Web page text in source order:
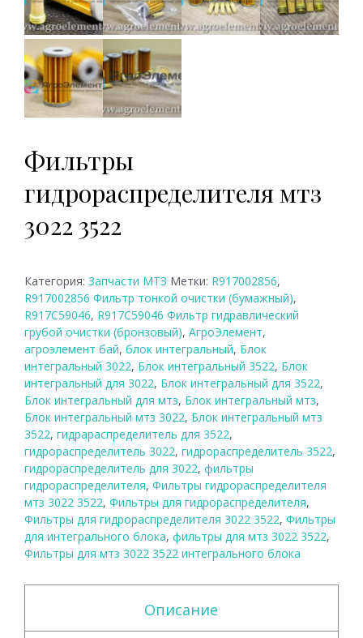
Фильтры
гидрораспределителя мтз
3022 3522
Категория: Запчасти МТЗ Метки: R917002856,
R917002856 Фильтр тонкой очистки (бумажный),
R917C59046, R917C59046 Фильтр гидравлический
грубой очистки (бронзовый), АгроЭлемент,
агроэлемент бай, блок интегральный, Блок
интегральный 3022, Блок интегральный 3522, Блок
интегральный для 3022, Блок интегральный для 3522,
Блок интегральный для мтз, Блок интегральный мтз,
Блок интегральный мтз 3022, Блок интегральный мтз
3522, гидрараспределитель для 3522,
гидрораспределитель 3022, гидрораспределитель 3522,
гидрораспределитель для 3022, фильтры
гидрораспределителя, Фильтры гидрораспределителя
мтз 3022 3522, Фильтры для гидрораспределителя,
Фильтры для гидрораспределителя 3022 3522, Фильтры
для интегрального блока, фильтры для мтз 3022 3522,
Фильтры для мтз 3022 3522 интегрального блока
Описание